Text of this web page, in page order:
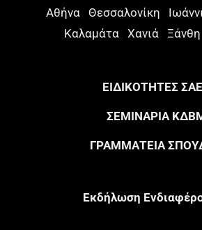
Αθήνα Θεσσαλονίκη
Καλαμάτα
Χανιά Ξάνθη
ΕΙΔΙΚΟΤΗΤΕΣ
ΣΕΜΙΝΑΡΙΑ
ΓΡΑΜΜΑΤΕΙΑ
Eκδήλωση